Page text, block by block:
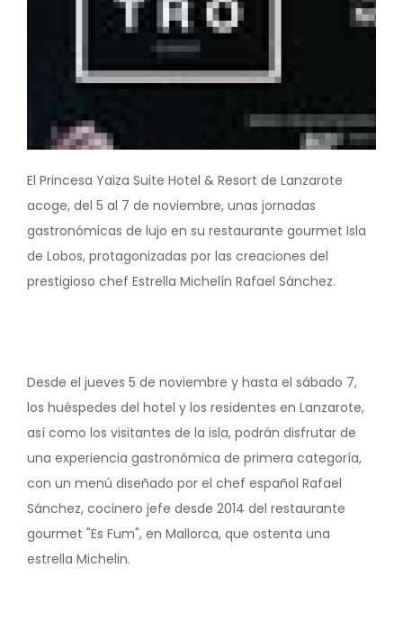
El Princesa Yaiza Suite Hotel & Resort de Lanzarote
acoge, del 5 al 7 de noviembre, unas jornadas
gastronómicas de lujo en su restaurante gourmet Isla
de Lobos, protagonizadas por las creaciones del
prestigioso chef Estrella Michelín Rafael Sánchez.
Desde el jueves 5 de noviembre y hasta el sábado 7,
los huéspedes del hotel y los residentes en Lanzarote,
así como los visitantes de la isla, podrán disfrutar de
una experiencia gastronómica de primera categoría,
con un menú diseñado por el chef español Rafael
Sánchez, cocinero jefe desde 2014 del restaurante
gourmet "Es Fum", en Mallorca, que ostenta una
estrella Michelin.